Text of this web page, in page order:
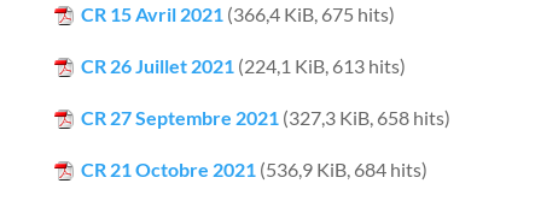
CR 15 Avril 2021 (366,4 KiB, 675 hits)
CR 26 Juillet 2021 (224,1 KiB, 613 hits)
CR 27 Septembre 2021 (327,3 KiB, 658 hits)
CR 21 Octobre 2021 (536,9 KiB, 684 hits)